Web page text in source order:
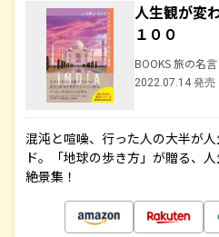
人生観が変
１００
BOOKS 旅の名
2022.07.14 発売
混沌と喧噪、行った人の大半が
ド。「地球の歩き方」が贈る、
絶景集！